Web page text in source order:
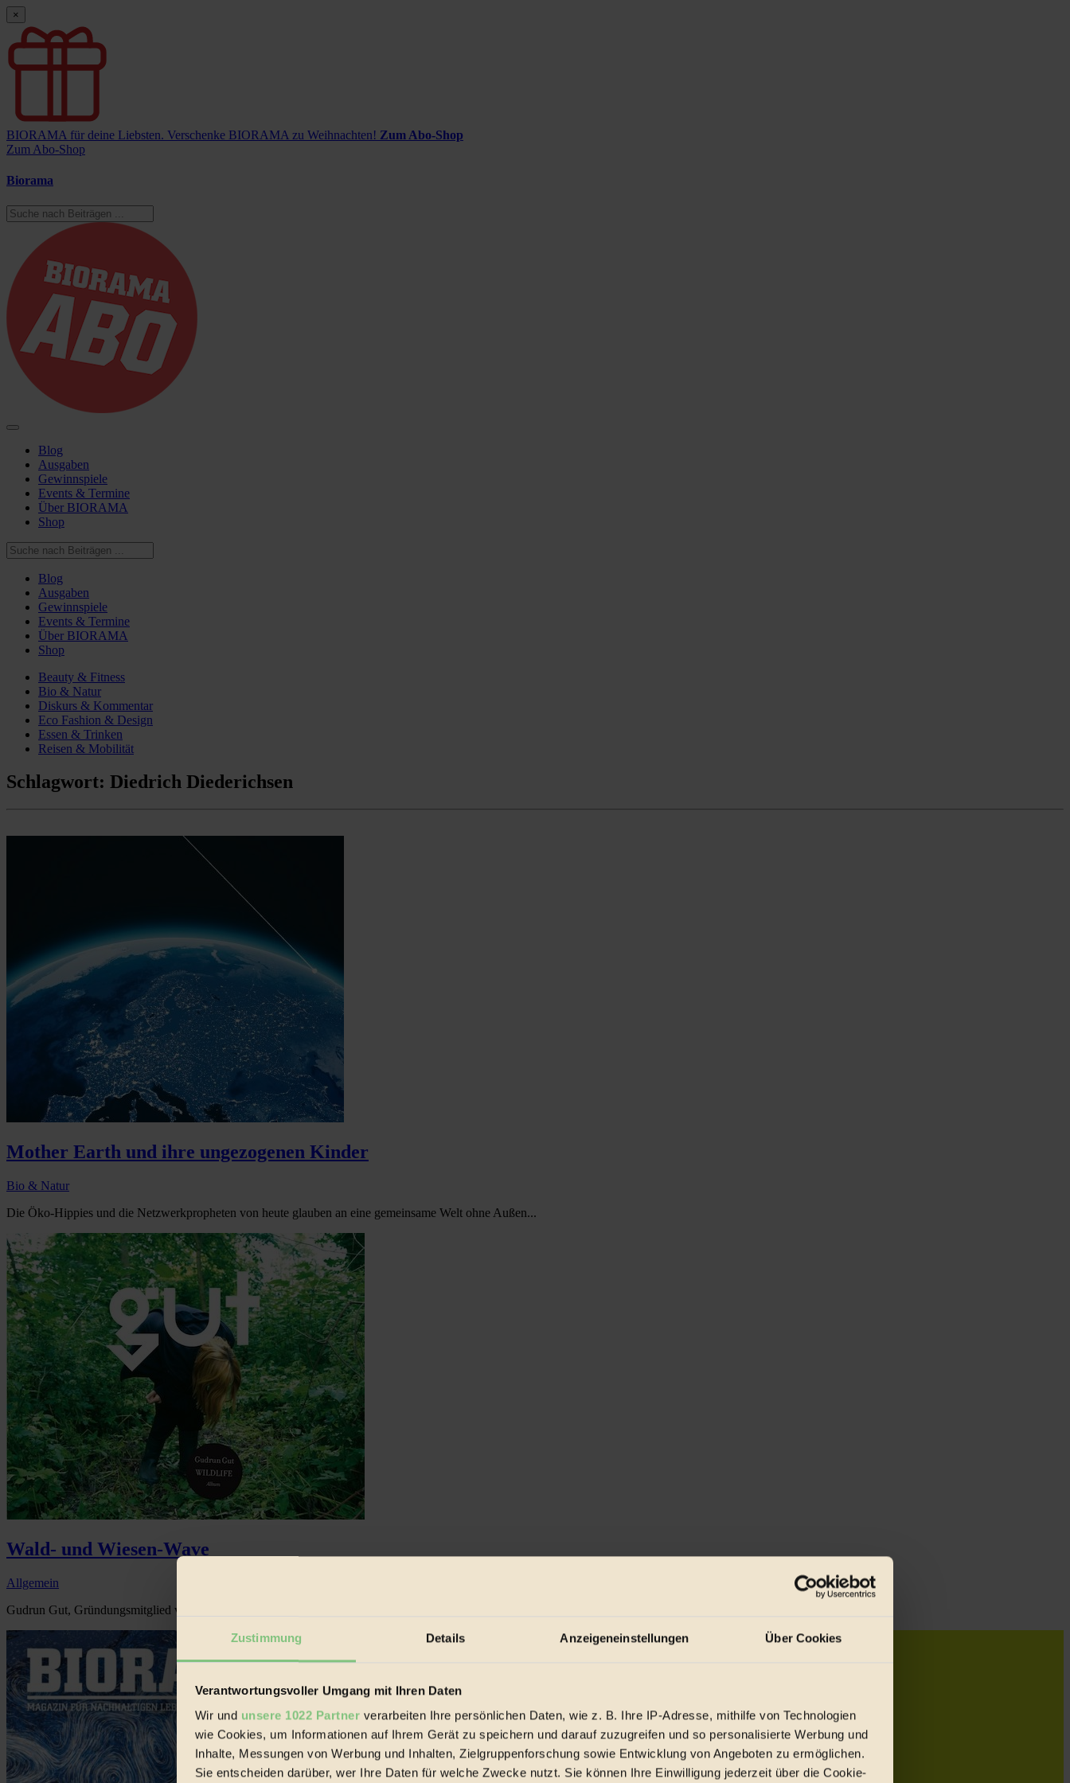
Zustimmung Details Anzeigeneinstellungen Über Cookies
Verantwortungsvoller Umgang mit Ihren Daten
Wir und unsere 1022 Partner verarbeiten Ihre persönlichen Daten, wie z. B. Ihre IP-Adresse, mithilfe von Technologien
wie Cookies, um Informationen auf Ihrem Gerät zu speichern und darauf zuzugreifen und so personalisierte Werbung und
Inhalte, Messungen von Werbung und Inhalten, Zielgruppenforschung sowie Entwicklung von Angeboten zu ermöglichen.
Sie entscheiden darüber, wer Ihre Daten für welche Zwecke nutzt. Sie können Ihre Einwilligung jederzeit über die Cookie-
×
BIORAMA für deine Liebsten. Verschenke BIORAMA zu Weihnachten! Zum Abo-Shop
Zum Abo-Shop
Biorama
Blog
Ausgaben
Gewinnspiele
Events & Termine
Über BIORAMA
Shop
Blog
Ausgaben
Gewinnspiele
Events & Termine
Über BIORAMA
Shop
Beauty & Fitness
Bio & Natur
Diskurs & Kommentar
Eco Fashion & Design
Essen & Trinken
Reisen & Mobilität
Schlagwort: Diedrich Diederichsen
Mother Earth und ihre ungezogenen Kinder
Bio & Natur
Die Öko-Hippies und die Netzwerkpropheten von heute glauben an eine gemeinsame Welt ohne Außen...
Wald- und Wiesen-Wave
Allgemein
Gudrun Gut, Gründungsmitglied von Einstürzende Neubauten und Malaria!, widmet sich der Natur – aber anders, als man denkt...